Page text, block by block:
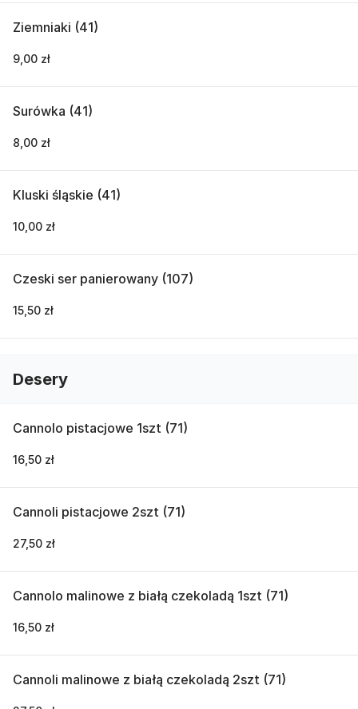
Ziemniaki (41)
9,00 zł
Surówka (41)
8,00 zł
Kluski śląskie (41)
10,00 zł
Czeski ser panierowany (107)
15,50 zł
Desery
Cannolo pistacjowe 1szt (71)
16,50 zł
Cannoli pistacjowe 2szt (71)
27,50 zł
Cannolo malinowe z białą czekoladą 1szt (71)
16,50 zł
Cannoli malinowe z białą czekoladą 2szt (71)